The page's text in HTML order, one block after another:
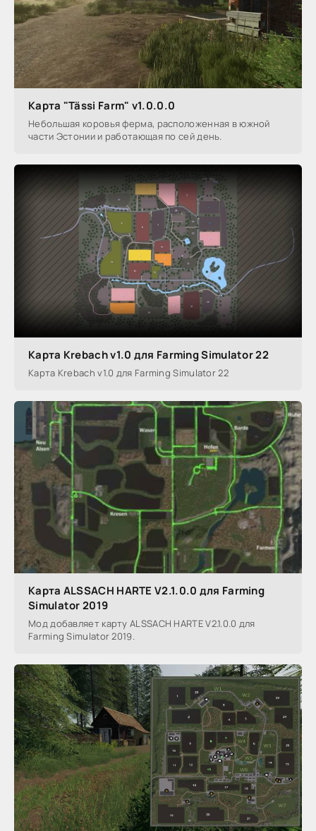
Карта "Tässi Farm" v1.0.0.0
Небольшая коровья ферма, расположенная в южной
части Эстонии и работающая по сей день.
Карта Krebach v1.0 для Farming Simulator 22
Карта Krebach v1.0 для Farming Simulator 22
Карта ALSSACH HARTE V2.1.0.0 для Farming
Simulator 2019
Мод добавляет карту ALSSACH HARTE V2.1.0.0 для
Farming Simulator 2019.